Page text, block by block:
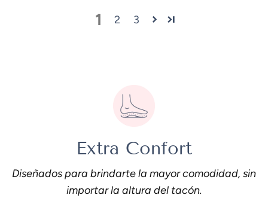
1 2 3
Extra Confort
Diseñados para brindarte la mayor comodidad, sin
importar la altura del tacón.